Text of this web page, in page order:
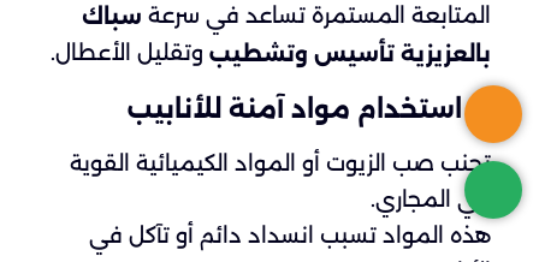
المتابعة المستمرة تساعد في سرعة سباك
بالعزيزية تأسيس وتشطيب وتقليل الأعطال.
تجنب صب الزيوت أو المواد الكيميائية القوية
في المجاري.
هذه المواد تسبب انسداد دائم أو تآكل في